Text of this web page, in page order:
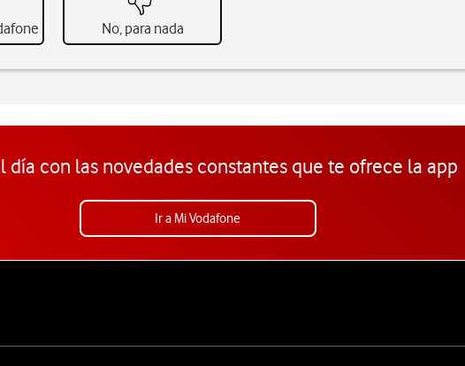
No, para nada
día con las novedades constantes que te ofrece la app
Ir a Mi Vodafone